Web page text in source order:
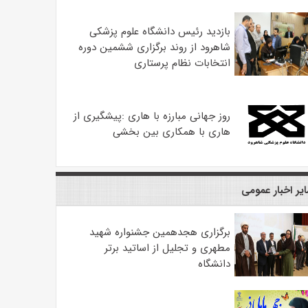
بازدید رئیس دانشگاه علوم پزشکی
شاهرود از روند برگزاری ششمین دوره
انتخابات نظام پرستاری
روز جهانی مبارزه با هاری :پیشگیری از
هاری با همکاری بین بخشی
اخبار عمومی
برگزاری هجدهمین جشنواره شهید
مطهری و تجلیل از اساتید برتر
دانشگاه